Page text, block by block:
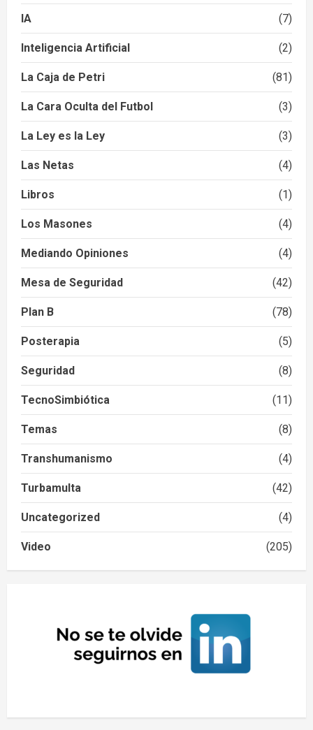
IA (7)
Inteligencia Artificial (2)
La Caja de Petri (81)
La Cara Oculta del Futbol (3)
La Ley es la Ley (3)
Las Netas (4)
Libros (1)
Los Masones (4)
Mediando Opiniones (4)
Mesa de Seguridad (42)
Plan B (78)
Posterapia (5)
Seguridad (8)
TecnoSimbiótica (11)
Temas (8)
Transhumanismo (4)
Turbamulta (42)
Uncategorized (4)
Video (205)